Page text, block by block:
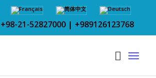
21-52827000 | +989126123768